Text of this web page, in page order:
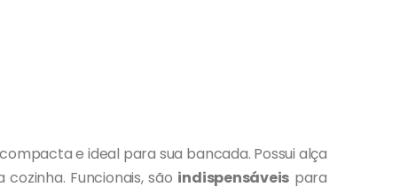
e ideal para sua bancada. Possui alça
Funcionais, são indispensáveis para